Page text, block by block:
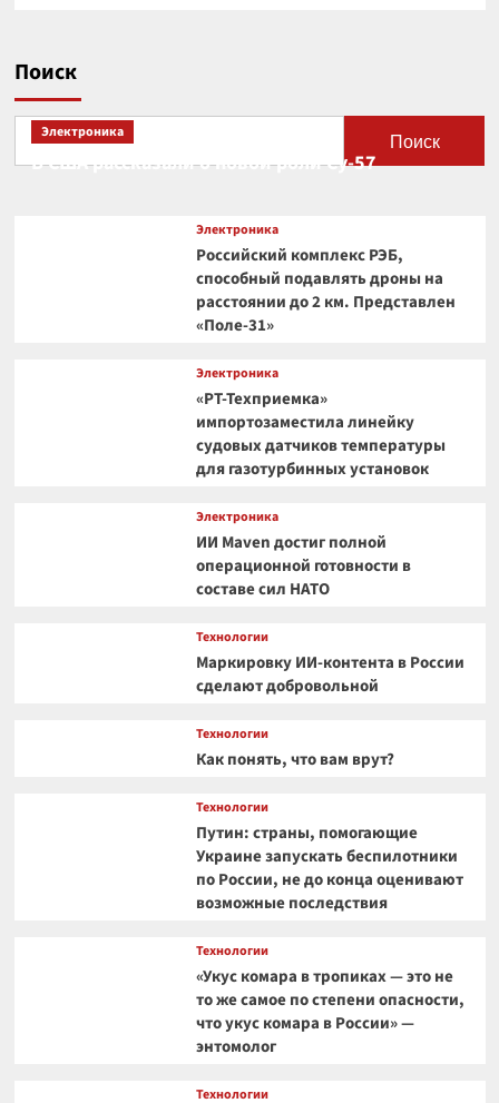
Поиск
Поиск
Электроника
В США рассказали о новой роли Су-57
Электроника
Российский комплекс РЭБ,
способный подавлять дроны на
расстоянии до 2 км. Представлен
«Поле-31»
Электроника
«РТ-Техприемка»
импортозаместила линейку
судовых датчиков температуры
для газотурбинных установок
Электроника
ИИ Maven достиг полной
операционной готовности в
составе сил НАТО
Технологии
Маркировку ИИ-контента в России
сделают добровольной
Технологии
Как понять, что вам врут?
Технологии
Путин: страны, помогающие
Украине запускать беспилотники
по России, не до конца оценивают
возможные последствия
Технологии
«Укус комара в тропиках — это не
то же самое по степени опасности,
что укус комара в России» —
энтомолог
Технологии